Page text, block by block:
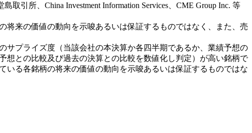
引所、China Investment Information Services、CME Group Inc. 等
来の価値の動向を示唆あるいは保証するものではなく、また、売
プライズ度（当該会社の本決算か各四半期であるか、業績予想の
との比較及び過去の決算との比較を数値化し判定）が高い銘柄で
る各銘柄の将来の価値の動向を示唆あるいは保証するものではな